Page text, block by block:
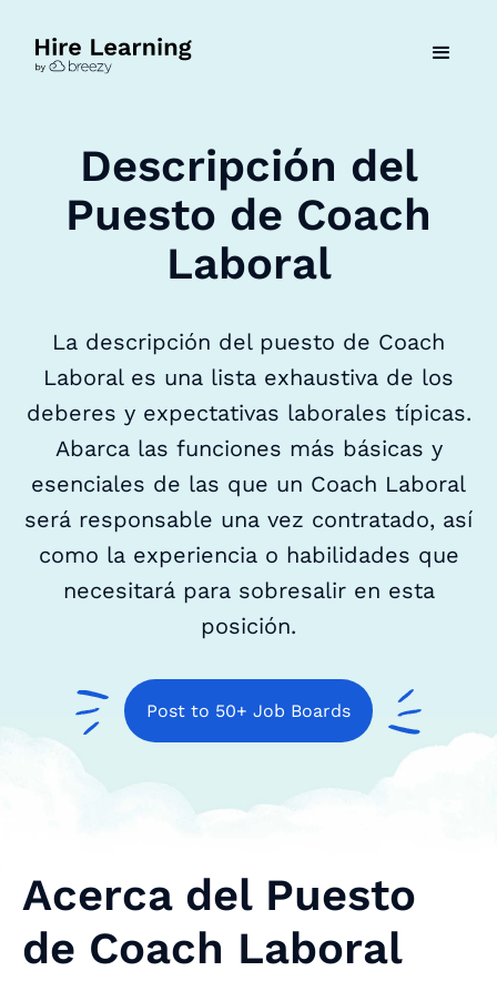
Descripción del
Puesto de Coach
Laboral
La descripción del puesto de Coach
Laboral es una lista exhaustiva de los
deberes y expectativas laborales típicas.
Abarca las funciones más básicas y
esenciales de las que un Coach Laboral
será responsable una vez contratado, así
como la experiencia o habilidades que
necesitará para sobresalir en esta
posición.
Post to 50+ Job Boards
Acerca del Puesto
de Coach Laboral